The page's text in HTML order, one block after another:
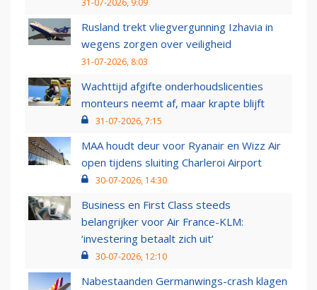
31-07-2026, 9:09
Rusland trekt vliegvergunning Izhavia in
wegens zorgen over veiligheid
31-07-2026, 8:03
Wachttijd afgifte onderhoudslicenties
monteurs neemt af, maar krapte blijft
31-07-2026, 7:15
MAA houdt deur voor Ryanair en Wizz Air
open tijdens sluiting Charleroi Airport
30-07-2026, 14:30
Business en First Class steeds
belangrijker voor Air France-KLM:
‘investering betaalt zich uit’
30-07-2026, 12:10
Nabestaanden Germanwings-crash klagen